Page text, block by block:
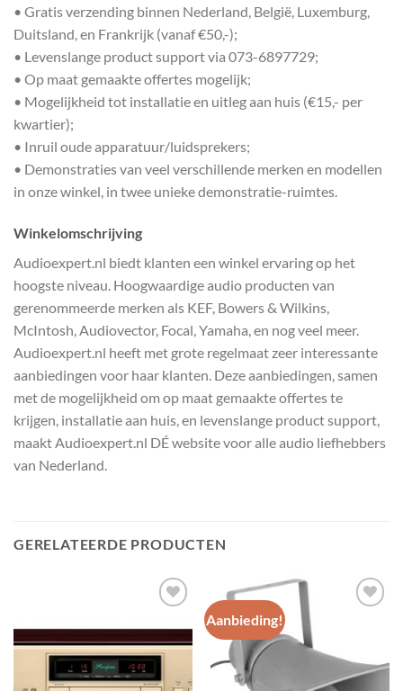
• Gratis verzending binnen Nederland, België, Luxemburg,
Duitsland, en Frankrijk (vanaf €50,-);
• Levenslange product support via 073-6897729;
• Op maat gemaakte offertes mogelijk;
• Mogelijkheid tot installatie en uitleg aan huis (€15,- per
kwartier);
• Inruil oude apparatuur/luidsprekers;
• Demonstraties van veel verschillende merken en modellen
in onze winkel, in twee unieke demonstratie-ruimtes.
Winkelomschrijving
Audioexpert.nl biedt klanten een winkel ervaring op het
hoogste niveau. Hoogwaardige audio producten van
gerenommeerde merken als KEF, Bowers & Wilkins,
McIntosh, Audiovector, Focal, Yamaha, en nog veel meer.
Audioexpert.nl heeft met grote regelmaat zeer interessante
aanbiedingen voor haar klanten. Deze aanbiedingen, samen
met de mogelijkheid om op maat gemaakte offertes te
krijgen, installatie aan huis, en levenslange product support,
maakt Audioexpert.nl DÉ website voor alle audio liefhebbers
van Nederland.
GERELATEERDE PRODUCTEN
Toevoegen
aan
wenslijst
Aanbieding!
aan
wenslijst